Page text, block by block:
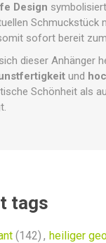
Design symbolisiert
Schmuckstück
sofort bereit
dieser Anhänger
und
Schönheit als
tags
(142) , heiliger